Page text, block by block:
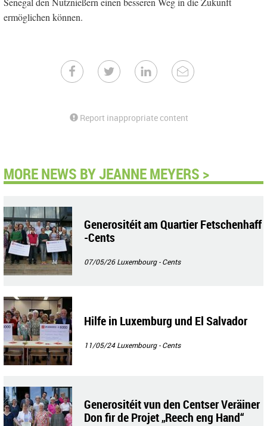
ermöglichen können.
Report inappropriate content
MORE NEWS BY JEANNE MEYERS >
Generositéit am Quartier Fetschenhaff
-Cents
07/05/26Luxembourg - Cents
Hilfe in Luxemburg und El Salvador
11/05/24Luxembourg - Cents
Generositéit vun den Centser Veräiner
Don fir de Projet „Reech eng Hand“